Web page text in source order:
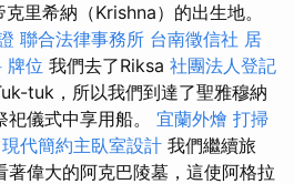
里希納（Krishna）的出生地。
聯合法律事務所 台南徵信社 居
牌位 我們去了Riksa 社團法人登記
tuk，所以我們到達了聖雅穆納
儀式中享用船。 宜蘭外燴 打掃
現代簡約主臥室設計 我們繼續旅
著偉大的阿克巴陵墓，這使阿格拉